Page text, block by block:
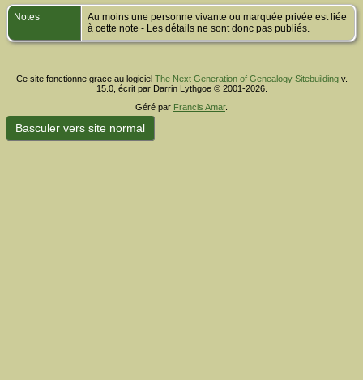
Notes
Au moins une personne vivante ou marquée privée est liée
à cette note - Les détails ne sont donc pas publiés.
Ce site fonctionne grace au logiciel The Next Generation of Genealogy Sitebuildingv.
15.0, écrit par Darrin Lythgoe © 2001-2026.
Géré par Francis Amar.
Basculer vers site normal